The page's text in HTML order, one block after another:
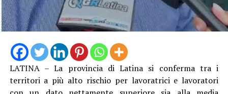
LATINA – La provincia di Latina si conferma tra i
territori a più alto rischio per lavoratrici e lavoratori